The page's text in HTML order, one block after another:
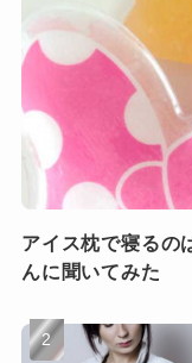
アイス枕で寝るの
んに聞いてみた